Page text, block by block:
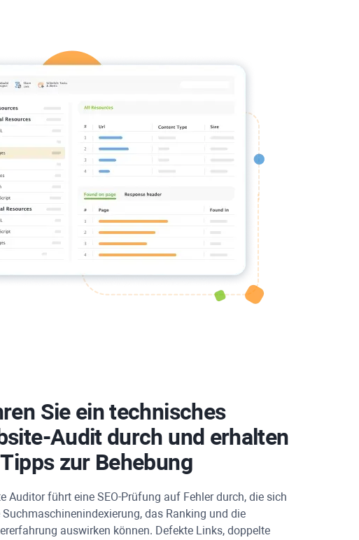
Sie ein technisches
Audit durch und erhalten
zur Behebung
Auditorführt eine SEO-Prüfung auf Fehler durch, die sich
das Ranking und die
auswirken können. Defekte Links, doppelte